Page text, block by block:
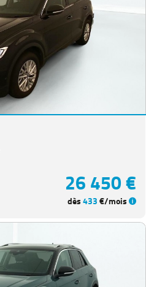
26 450 €
dès433€/mois